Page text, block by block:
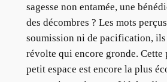
sagesse non entamée, une
des décombres ? Les mots
soumission ni de pacification, ils
révolte qui encore gronde. Cette
petit espace est encore la plus